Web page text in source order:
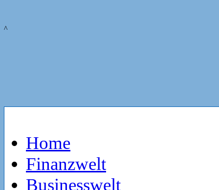
^
Home
Finanzwelt
Businesswelt